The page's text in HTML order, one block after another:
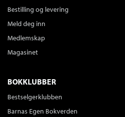
Bestilling og levering
Meld deg inn
Medlemskap
Magasinet
BOKKLUBBER
Bestselgerklubben
Barnas Egen Bokverden